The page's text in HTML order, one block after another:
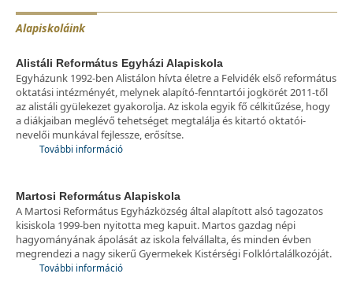
Alapiskoláink
Alistáli Református Egyházi Alapiskola
Egyházunk 1992-ben Alistálon hívta életre a Felvidék első református
oktatási intézményét, melynek alapító-fenntartói jogkörét 2011-től
az alistáli gyülekezet gyakorolja. Az iskola egyik fő célkitűzése, hogy
a diákjaiban meglévő tehetséget megtalálja és kitartó oktatói-
nevelői munkával fejlessze, erősítse.
További információ
Martosi Református Alapiskola
A Martosi Református Egyházközség által alapított alsó tagozatos
kisiskola 1999-ben nyitotta meg kapuit. Martos gazdag népi
hagyományának ápolását az iskola felvállalta, és minden évben
megrendezi a nagy sikerű Gyermekek Kistérségi Folklórtalálkozóját.
További információ